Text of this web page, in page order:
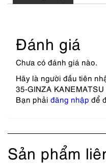
Đánh giá
Chưa có đánh giá nào.
Hãy là người đầu tiên
35-GINZA
Bạn phải đăng nhập để
Sản phẩm